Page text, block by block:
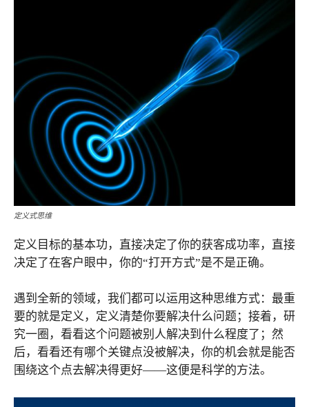
定义式思维
定义目标的基本功，直接决定了你的获客成功率，直接
决定了在客户眼中，你的“打开方式”是不是正确。
遇到全新的领域，我们都可以运用这种思维方式：最重
要的就是定义，定义清楚你要解决什么问题；接着，研
究一圈，看看这个问题被别人解决到什么程度了；然
后，看看还有哪个关键点没被解决，你的机会就是能否
围绕这个点去解决得更好——这便是科学的方法。